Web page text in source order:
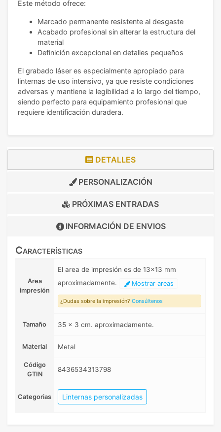
Este método ofrece:
Marcado permanente resistente al desgaste
Acabado profesional sin alterar la estructura del
material
Definición excepcional en detalles pequeños
El grabado láser es especialmente apropiado para
linternas de uso intensivo, ya que resiste condiciones
adversas y mantiene la legibilidad a lo largo del tiempo,
siendo perfecto para equipamiento profesional que
requiere identificación duradera.
DETALLES
PERSONALIZACIÓN
PRÓXIMAS ENTRADAS
INFORMACIÓN DE ENVIOS
Características
Area
impresión
El area de impresión es de 13x13 mm
aproximadamente.
Mostrar areas
¿Dudas sobre la impresión? Consúltenos
Tamaño 35 x 3 cm. aproximadamente.
Material Metal
Código
GTIN
8436534313798
Categorias Linternas personalizadas